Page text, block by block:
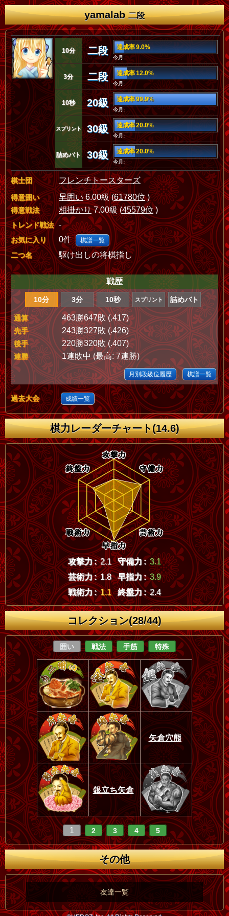
yamalab二段
10分 二段 達成率 9.0%
今月:
3分 二段 達成率 12.0%
今月:
10秒 20級 達成率 99.9%
今月:
スプリント 30級 達成率 20.0%
今月:
詰めバト 30級 達成率 20.0%
今月:
棋士団 フレンチトースターズ
得意囲い 早囲い6.00級 (61780位)
得意戦法 相掛かり7.00級 (45579位)
トレンド戦法 -
お気に入り 0件 棋譜一覧
二つ名 駆け出しの将棋指し
戦歴
10分 3分 10秒 スプリント 詰めバト
通算 463勝647敗 (.417)
先手 243勝327敗 (.426)
後手 220勝320敗 (.407)
連勝 1連敗中 (最高: 7連勝)
月別段級位履歴 棋譜一覧
過去大会 成績一覧
棋力レーダーチャート(14.6)
攻撃力 : 2.1 守備力 : 3.1
芸術力 : 1.8 早指力 : 3.9
戦術力 : 1.1 終盤力 : 2.4
コレクション(28/44)
囲い 戦法 手筋 特殊
矢倉穴熊
銀立ち矢倉
1 2 3 4 5
その他
友達一覧